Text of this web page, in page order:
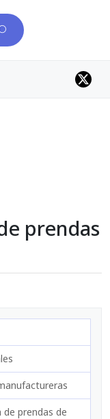
prendas
de prendas de